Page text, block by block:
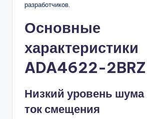
разработчиков.
Основные
характеристики
ADA4622-2BRZ
Низкий уровень
ток смещения